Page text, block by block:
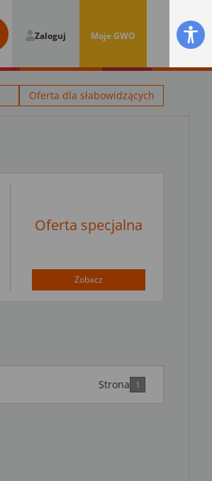
Zaloguj Moje GWO
Oferta dla słabowidzących
Oferta specjalna
Zobacz
Strona 1